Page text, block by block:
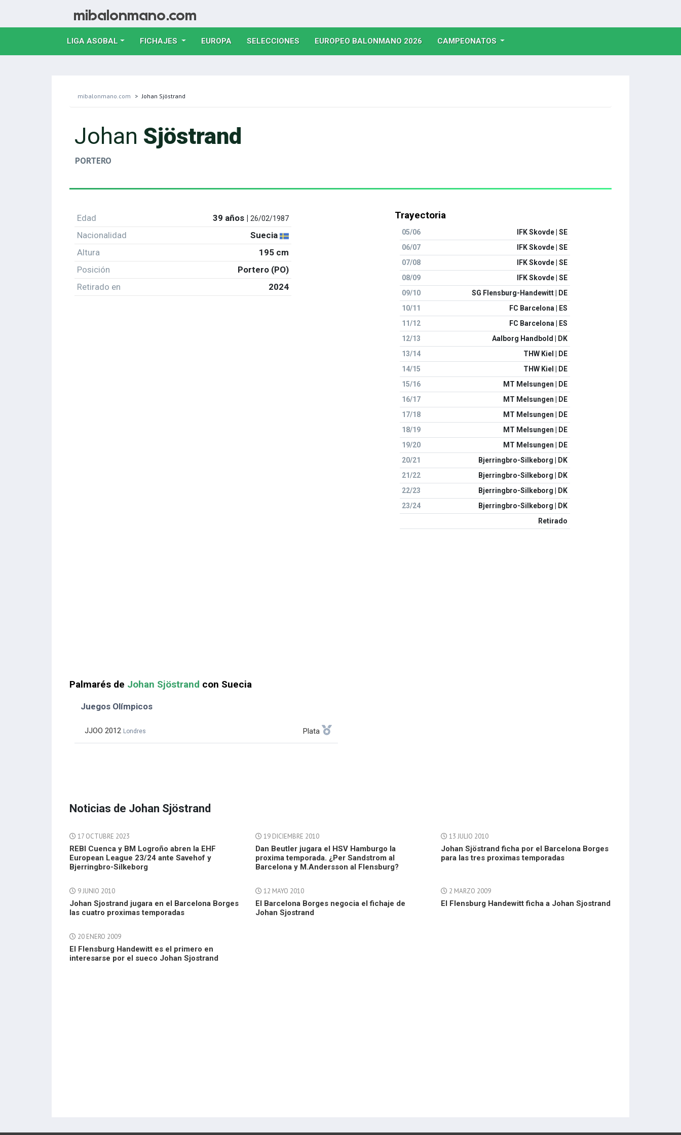
LIGA ASOBAL FICHAJES EUROPA(CURRENT)
SELECCIONES(CURRENT)
EUROPEO BALONMANO 2026(CURRENT)
CAMPEONATOS
mibalonmano.com Johan Sjöstrand
Johan Sjöstrand
PORTERO
Edad 39 años |26/02/1987
Nacionalidad
Suecia
Altura
195 cm
Posición
Portero (PO)
Retirado en
2024
Trayectoria
05/06
IFK Skovde | SE
06/07
IFK Skovde | SE
07/08
IFK Skovde | SE
08/09
IFK Skovde | SE
09/10
SG Flensburg-Handewitt | DE
10/11
FC Barcelona | ES
11/12
FC Barcelona | ES
12/13
Aalborg Handbold | DK
13/14
THW Kiel | DE
14/15
THW Kiel | DE
15/16
MT Melsungen | DE
16/17
MT Melsungen | DE
17/18
MT Melsungen | DE
18/19
MT Melsungen | DE
19/20
MT Melsungen | DE
20/21
Bjerringbro-Silkeborg | DK
21/22
Bjerringbro-Silkeborg | DK
22/23
Bjerringbro-Silkeborg | DK
23/24
Bjerringbro-Silkeborg | DK
Retirado
Palmarés de Johan Sjöstrand con Suecia
Juegos Olímpicos
JJOO 2012 Londres Plata
Noticias de Johan Sjöstrand
17 OCTUBRE 2023
REBI Cuenca y BM Logroño abren la EHF
European League 23/24 ante Savehof y
Bjerringbro-Silkeborg
19 DICIEMBRE 2010
Dan Beutler jugara el HSV Hamburgo la
proxima temporada. ¿Per Sandstrom al
Barcelona y M.Andersson al Flensburg?
13 JULIO 2010
Johan Sjöstrand ficha por el Barcelona Borges
para las tres proximas temporadas
9 JUNIO 2010
Johan Sjostrand jugara en el Barcelona Borges
las cuatro proximas temporadas
12 MAYO 2010
El Barcelona Borges negocia el fichaje de
Johan Sjostrand
2 MARZO 2009
El Flensburg Handewitt ficha a Johan Sjostrand
20 ENERO 2009
El Flensburg Handewitt es el primero en
interesarse por el sueco Johan Sjostrand